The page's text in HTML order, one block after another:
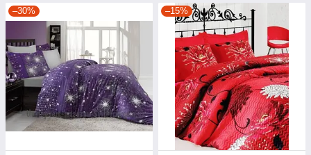
–30% –15%